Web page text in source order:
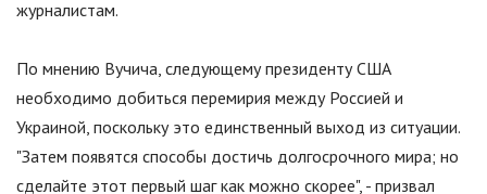
журналистам.
По мнению Вучича, следующему президенту США
необходимо добиться перемирия между Россией и
Украиной, поскольку это единственный выход из ситуации.
"Затем появятся способы достичь долгосрочного мира; но
сделайте этот первый шаг как можно скорее", - призвал